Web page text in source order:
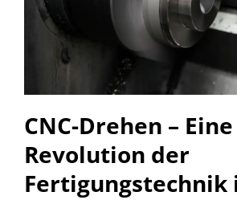
CNC-Drehen – Eine
Revolution der
Fertigungstechnik